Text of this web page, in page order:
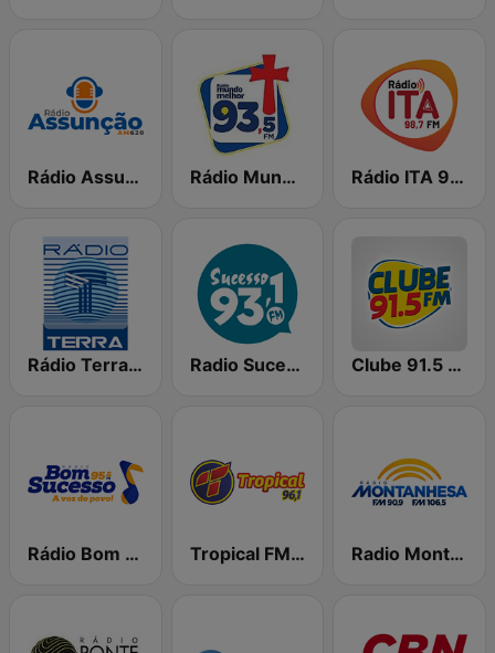
Rádio Assunção Cearense AM 620 Rádio Mundo Melhor 97 FM Rádio ITA 98.7 FM
Rádio Terra AM Radio Sucesso FM Clube 91.5 FM - Bocaiúva
Rádio Bom Sucesso Tropical FM 96.1 Radio Montanhesa - Viçosa